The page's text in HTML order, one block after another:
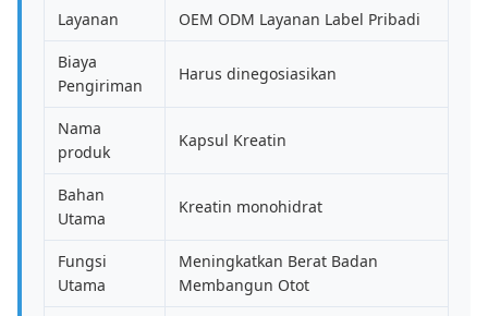
Layanan OEM ODM Layanan Label Pribadi
Biaya
Pengiriman
Harus dinegosiasikan
Nama
produk
Kapsul Kreatin
Bahan
Utama
Kreatin monohidrat
Fungsi
Utama
Meningkatkan Berat Badan
Membangun Otot